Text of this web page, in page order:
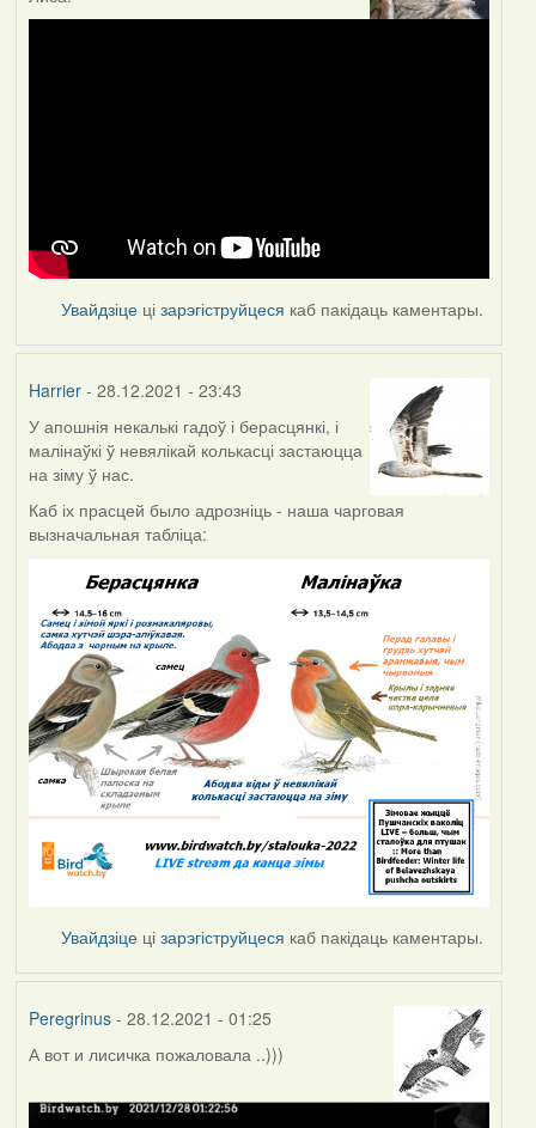
Увайдзіце цізарэгіструйцеся каб пакідаць каментары.
Harrier- 28.12.2021 - 23:43
У апошнія некалькі гадоў і берасцянкі, і
малінаўкі ў невялікай колькасці застаюцца
на зіму ў нас.
Каб іх прасцей было адрозніць - наша чарговая
вызначальная табліца:
Увайдзіце цізарэгіструйцеся каб пакідаць каментары.
Peregrinus- 28.12.2021 - 01:25
А вот и лисичка пожаловала ..)))